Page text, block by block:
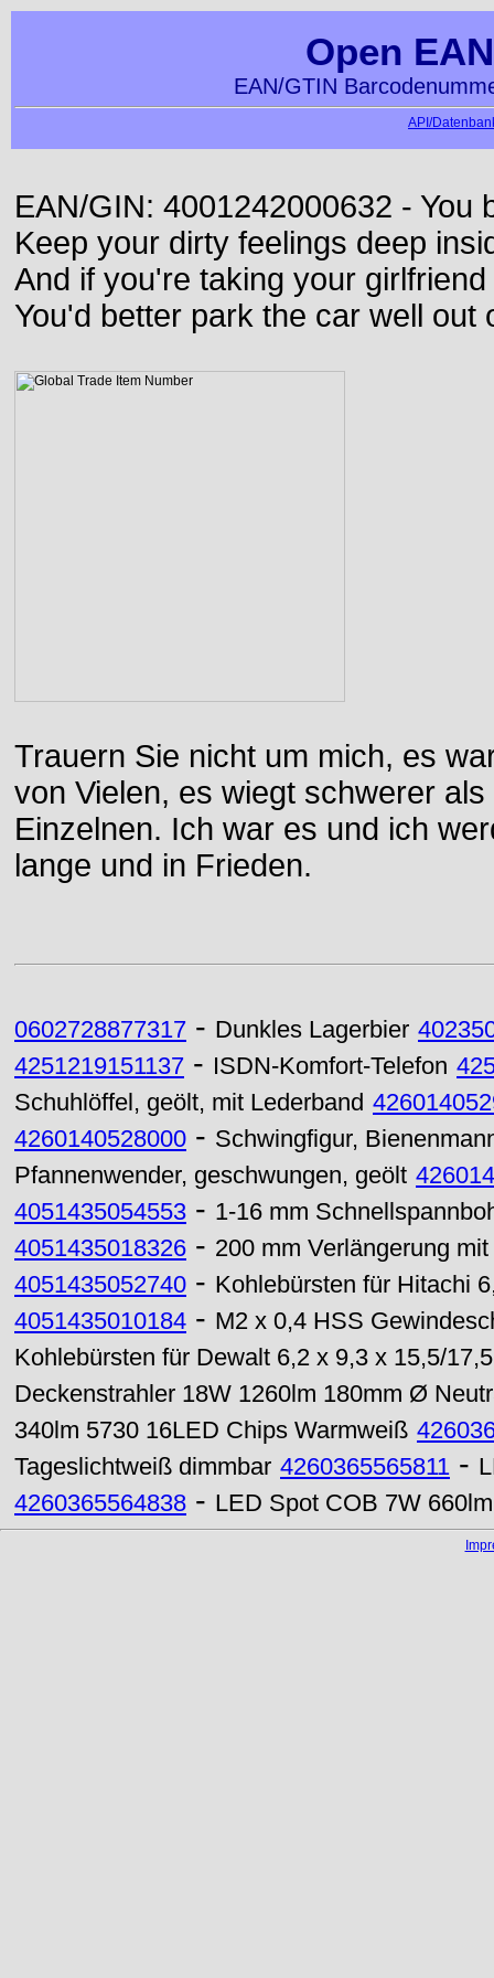
Open
EAN/GTIN
API/
EAN/GIN: 4001242000632 - You
Keep your dirty feelings deep
And if you're taking your
You'd better park the car well out
Trauern Sie nicht um mich, es
von Vielen, es wiegt schwerer
Einzelnen. Ich war es und ich
lange und in Frieden.
0602728877317 - Dunkles Lagerbier
4251219151137 - ISDN-Komfort-Telefon
Schuhlöffel, geölt, mit Lederband
4260140528000 - Schwingfigur,
Pfannenwender, geschwungen, geölt
4051435054553 - 1-16 mm
4051435018326 - 200 mm Verlängerung
4051435052740 - Kohlebürsten für Hitachi
4051435010184 - M2 x 0,4 HSS
Kohlebürsten für Dewalt 6,2 x 9,3 x 15,5/
Deckenstrahler 18W 1260lm 180mm Ø
340lm 5730 16LED Chips Warmweiß
Tageslichtweiß dimmbar 4260365565811 -
4260365564838 - LED Spot COB 7W